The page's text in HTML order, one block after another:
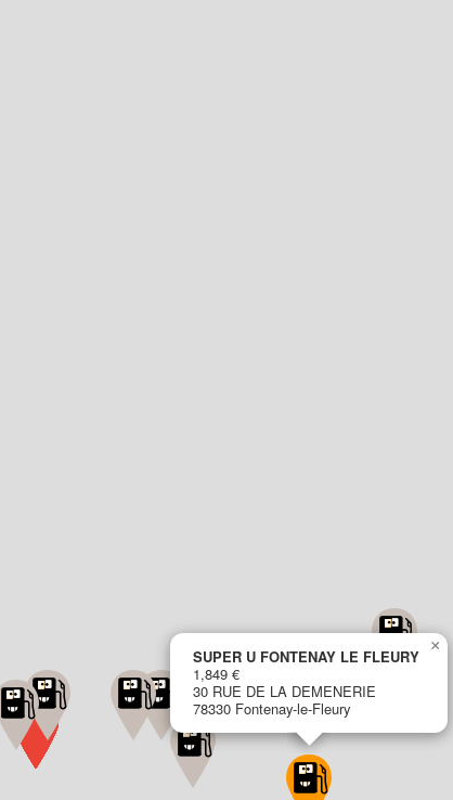
SUPER U FONTENAY LE FLEURY
1,849 €
30 RUE DE LA DEMENERIE
78330 Fontenay-le-Fleury
×